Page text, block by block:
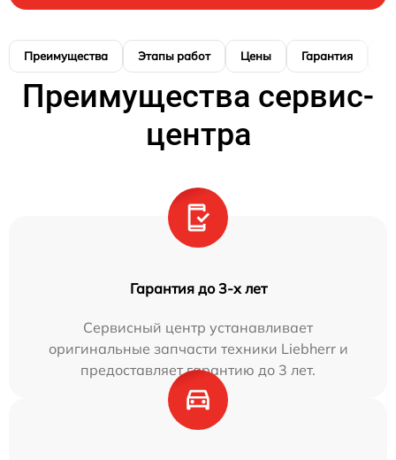
Преимущества Этапы работ Цены Гарантия
Преимущества сервис-
центра
Гарантия до 3-х лет
Сервисный центр устанавливает
оригинальные запчасти техники Liebherr и
предоставляет гарантию до 3 лет.